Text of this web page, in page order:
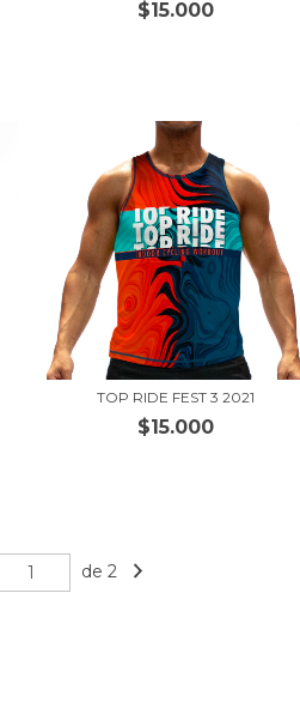
$15.000
TOP RIDE FEST 3 2021
$15.000
de 2